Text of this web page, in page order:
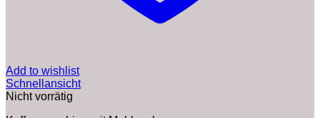
Add to wishlist
Schnellansicht
Nicht vorrätig